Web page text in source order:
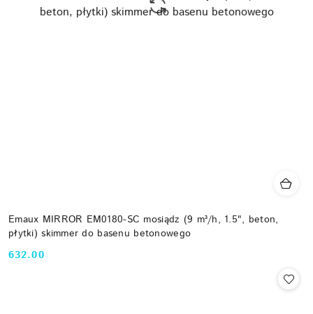
Emaux MIRROR EM0180-SC mosiądz (9 m³/h, 1.5", beton,
płytki) skimmer do basenu betonowego
Cena:
632.00